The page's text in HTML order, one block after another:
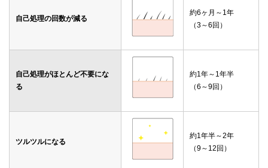
自己処理の回数が減る
約6ヶ月～1年
（3～6回）
自己処理がほとんど不要にな
る
約1年～1年半
（6～9回）
ツルツルになる
約1年半～2年
（9～12回）